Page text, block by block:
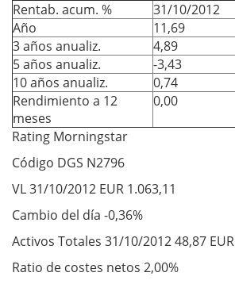
Rentab. acum. %
31/10/2012
Año
11,69
3 años anualiz.
4,89
5 años anualiz.
-3,43
10 años anualiz.
0,74
Rendimiento a 12
meses
0,00
Rating Morningstar
Código DGS N2796
VL 31/10/2012 EUR 1.063,11
Cambio del día -0,36%
Activos Totales 31/10/2012 48,87 EUR
Ratio de costes netos 2,00%